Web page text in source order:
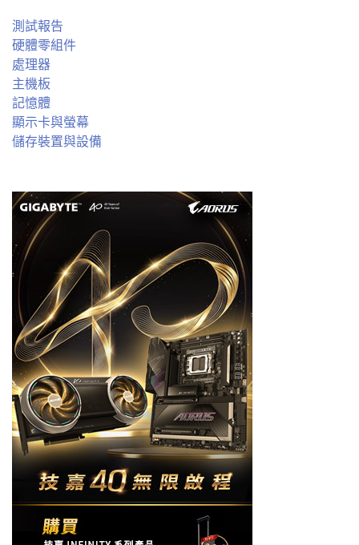
測試報告
硬體零組件
處理器
主機板
記憶體
顯示卡與螢幕
儲存裝置與設備